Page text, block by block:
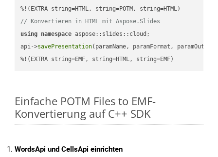
// Konvertieren in HTML mit Aspose.Slides
using namespace aspose::slides::cloud;
api->savePresentation(paramName, paramFormat,
%!(EXTRA string=EMF, string=HTML, string=EMF)
Einfache POTM Files to EMF-
Konvertierung auf C++ SDK
WordsApi und CellsApi einrichten